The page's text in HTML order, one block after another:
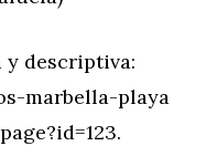
y descriptiva:
marbella-playa